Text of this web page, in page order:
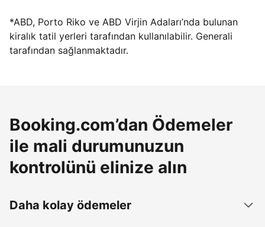
*ABD, Porto Riko ve ABD Virjin Adaları’nda bulunan
kiralık tatil yerleri tarafından kullanılabilir. Generali
tarafından sağlanmaktadır.
Booking.com’dan Ödemeler
ile mali durumunuzun
kontrolünü elinize alın
Daha kolay ödemeler